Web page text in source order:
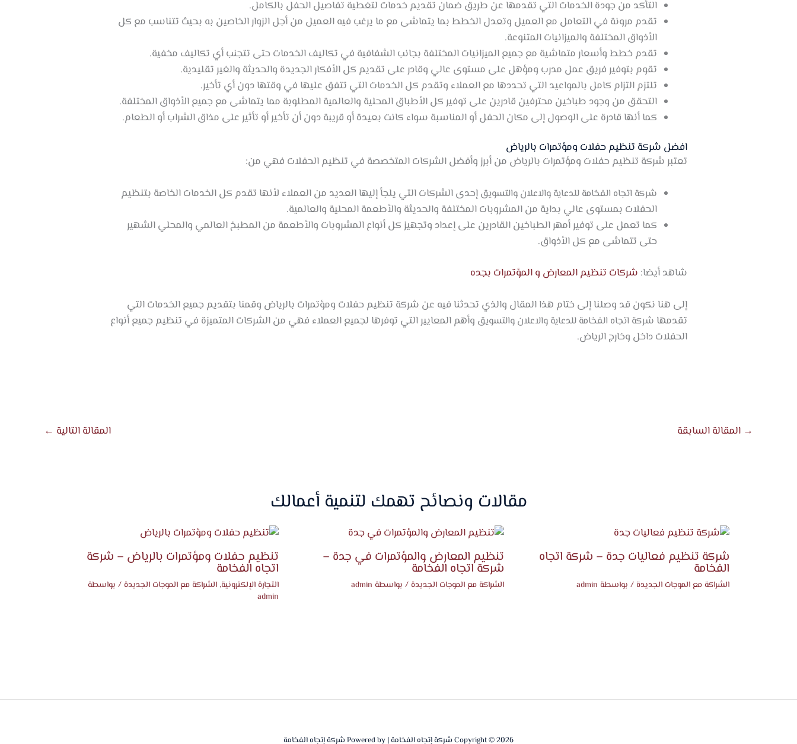
التأكد من جودة الخدمات التي تقدمها عن طريق ضمان تقديم خدمات لتغطية تفاصيل الحفل بالكامل.
تقدم مرونة في التعامل مع العميل وتعدل الخطط بما يتماشى مع ما يرغب فيه العميل من أجل الزوار الخاصين به بحيث تتناسب مع كل
الأذواق المختلفة والميزانيات المتنوعة.
تقدم خطط وأسعار متماشية مع جميع الميزانيات المختلفة بجانب الشفافية في تكاليف الخدمات حتى تتجنب أي تكاليف مخفية.
تقوم بتوفير فريق عمل مدرب ومؤهل على مستوى عالي وقادر على تقديم كل الأفكار الجديدة والحديثة والغير تقليدية.
تلتزم التزام كامل بالمواعيد التي تحددها مع العملاء وتقدم كل الخدمات التي تتفق عليها في وقتها دون أي تأخير.
التحقق من وجود طباخين محترفين قادرين على توفير كل الأطباق المحلية والعالمية المطلوبة مما يتماشى مع جميع الأذواق المختلفة.
كما أنها قادرة على الوصول إلى مكان الحفل أو المناسبة سواء كانت بعيدة أو قريبة دون أن تأخير أو تأثير على مذاق الشراب أو الطعام.
افضل شركة تنظيم حفلات ومؤتمرات بالرياض
تعتبر شركة تنظيم حفلات ومؤتمرات بالرياض من أبرز وأفضل الشركات المتخصصة في تنظيم الحفلات فهي من:
شركة اتجاه الفخامة للدعاية والاعلان والتسويقإحدى الشركات التي يلجأ إليها العديد من العملاء لأنها تقدم كل الخدمات الخاصة بتنظيم
الحفلات بمستوى عالي بداية من المشروبات المختلفة والحديثة والأطعمة المحلية والعالمية.
كما تعمل على توفير أمهر الطباخين القادرين على إعداد وتجهيز كل أنواع المشروبات والأطعمة من المطبخ العالمي والمحلي الشهير
حتى تتماشى مع كل الأذواق.
شاهد أيضا: شركات تنظيم المعارض و المؤتمرات بجده
إلى هنا نكون قد وصلنا إلى ختام هذا المقال والذي تحدثنا فيه عن شركة تنظيم حفلات ومؤتمرات بالرياض وقمنا بتقديم جميع الخدمات التي
تقدمها شركة اتجاه الفخامة للدعاية والاعلان والتسويق وأهم المعايير التي توفرها لجميع العملاء فهي من الشركات المتميزة في تنظيم جميع أنواع
الحفلات داخل وخارج الرياض.
→ المقالة السابقة المقالة التالية ←
مقالات ونصائح تهمك لتنمية أعمالك
شركة تنظيم فعاليات جدة – شركة اتجاه
الفخامة
الشراكة مع الموجات الجديدة / بواسطة admin
تنظيم المعارض والمؤتمرات في جدة –
شركة اتجاه الفخامة
الشراكة مع الموجات الجديدة / بواسطة admin
تنظيم حفلات ومؤتمرات بالرياض – شركة
اتجاه الفخامة
التجارة الإلكترونية,الشراكة مع الموجات الجديدة / بواسطة
admin
Copyright © 2026 شركة إتجاه الفخامة | Powered by شركة إتجاه الفخامة